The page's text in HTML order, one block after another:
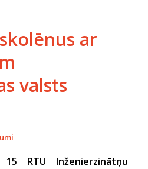
ar
valsts
RTU Inženierzinātņu